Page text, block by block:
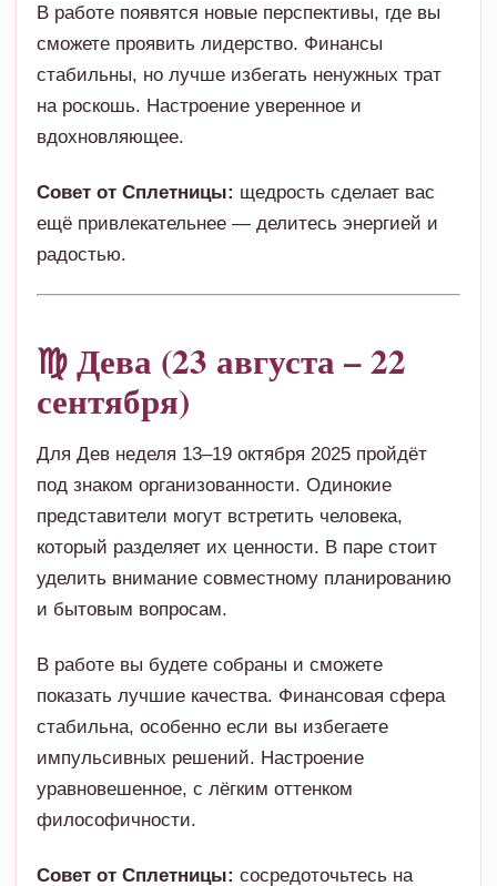
В работе появятся новые перспективы, где вы
сможете проявить лидерство. Финансы
стабильны, но лучше избегать ненужных трат
на роскошь. Настроение уверенное и
вдохновляющее.
Совет от Сплетницы: щедрость сделает вас
ещё привлекательнее — делитесь энергией и
радостью.
♍ Дева (23 августа – 22
сентября)
Для Дев неделя 13–19 октября 2025 пройдёт
под знаком организованности. Одинокие
представители могут встретить человека,
который разделяет их ценности. В паре стоит
уделить внимание совместному планированию
и бытовым вопросам.
В работе вы будете собраны и сможете
показать лучшие качества. Финансовая сфера
стабильна, особенно если вы избегаете
импульсивных решений. Настроение
уравновешенное, с лёгким оттенком
философичности.
Совет от Сплетницы: сосредоточьтесь на